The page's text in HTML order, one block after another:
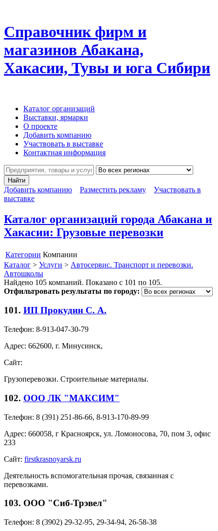
Справочник фирм и
магазинов Абакана,
Хакасии, Тувы и юга Сибири
Каталог организаций
Выставки, ярмарки
О проекте
Добавить компанию
Участвовать в выставке
Контактная информация
Найти
Добавить компанию Разместить рекламу
Участвовать в
выставке
Каталог организаций города Абакана и
Хакасии: Грузовые перевозки
Категории Компании
Каталог > Услуги > Автосервис. Транспорт и перевозки.
Автошколы
Найдено 105 компаний. Показано с 101 по 105.
Отфильтровать результаты по городу:
101. ИП Прокудин С. А.
Телефон: 8-913-047-30-79
Адрес: 662600, г. Минусинск,
Сайт:
Грузоперевозки. Строительные материалы.
102. ООО ЛК "МАКСИМ"
Телефон: 8 (391) 251-86-66, 8-913-170-89-99
Адрес: 660058, г Красноярск, ул. Ломоносова, 70, пом 3, офис
233
Сайт: firstkrasnoyarsk.ru
Деятельность вспомогательная прочая, связанная с
перевозками.
103. ООО "Сиб-Трэвел"
Телефон: 8 (3902) 29-32-95, 29-34-94, 26-58-38